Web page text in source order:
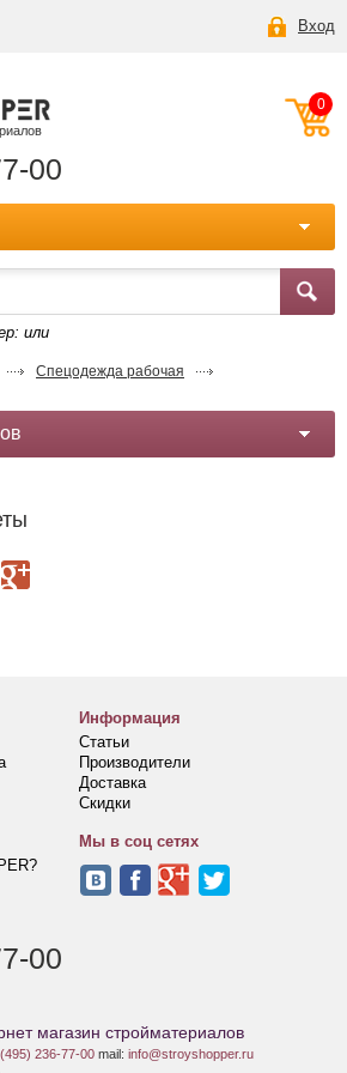
Вход
00
0
или
Спецодежда рабочая
Информация
Статьи
Производители
Доставка
Скидки
Мы в соц сетях
00
магазин стройматериалов
236-77-00 mail: info@stroyshopper.ru